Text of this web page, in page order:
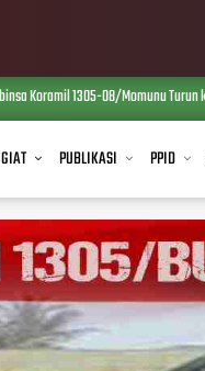
1305-08/Momunu Turun ke
PUBLIKASI PPID